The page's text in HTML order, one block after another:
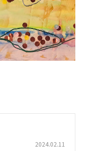
2024.02.11